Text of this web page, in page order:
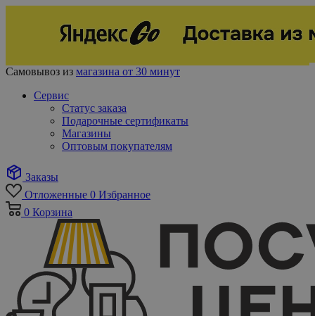
Самовывоз из магазина от 30 минут
Сервис
Статус заказа
Подарочные сертификаты
Магазины
Оптовым покупателям
Заказы
Отложенные 0 Избранное
0 Корзина